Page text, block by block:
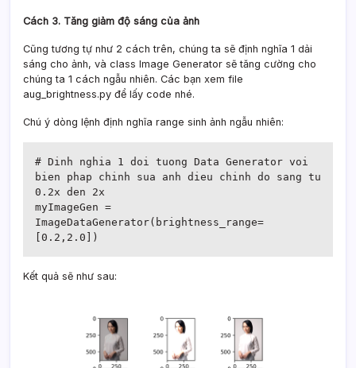
Cách 3. Tăng giảm độ sáng của ảnh
Cũng tương tự như 2 cách trên, chúng ta sẽ định nghĩa 1 dải
sáng cho ảnh, và class Image Generator sẽ tăng cường cho
chúng ta 1 cách ngẫu nhiên. Các bạn xem file
aug_brightness.py để lấy code nhé.
Chú ý dòng lệnh định nghĩa range sinh ảnh ngẫu nhiên:
# Dinh nghia 1 doi tuong Data Generator voi
bien phap chinh sua anh dieu chinh do sang tu
0.2x den 2x
myImageGen =
ImageDataGenerator(brightness_range=
[0.2,2.0])
Kết quả sẽ như sau: